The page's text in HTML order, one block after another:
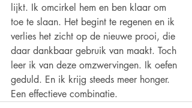
lijkt. Ik omcirkel hem en ben klaar om
toe te slaan. Het begint te regenen en ik
verlies het zicht op de nieuwe prooi, die
daar dankbaar gebruik van maakt. Toch
leer ik van deze omzwervingen. Ik oefen
geduld. En ik krijg steeds meer honger.
Een effectieve combinatie.